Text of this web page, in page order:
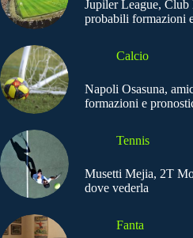
Jupiler League,
probabili formazioni
Calcio
Napoli Osasuna,
formazioni e
Tennis
Musetti Mejia, 2T
dove vederla
Fanta